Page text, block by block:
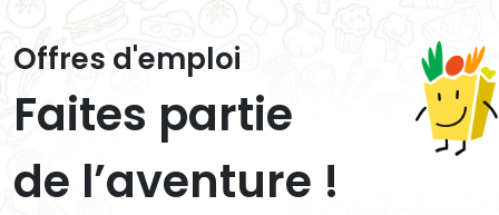
Offres d'emploi
Faites partie
de l’aventure !